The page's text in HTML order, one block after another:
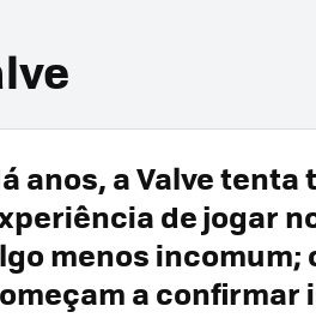
anos, a Valve tenta
de jogar
menos incomum;
a confirmar